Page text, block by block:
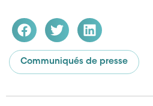
Communiqués de presse